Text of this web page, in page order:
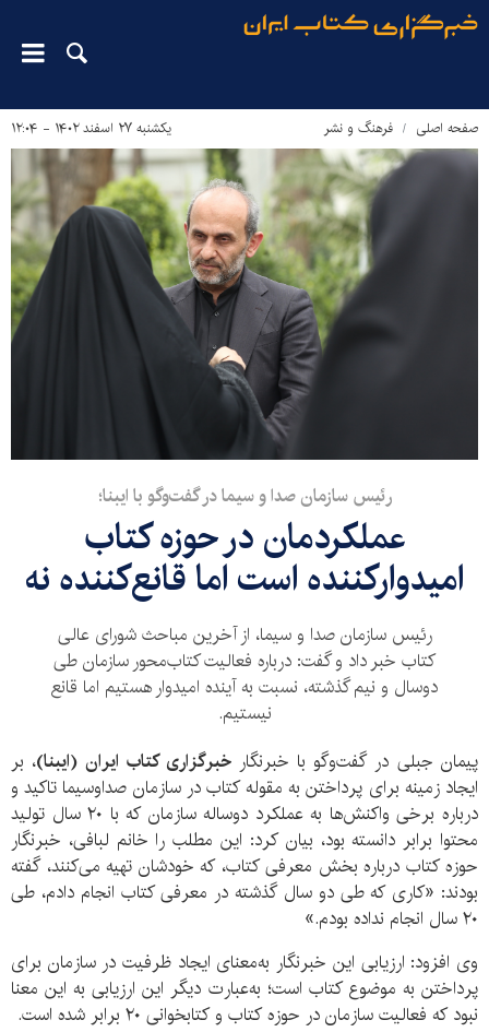
صفحه اصلی فرهنگ و نشر یکشنبه ۲۷ اسفند ۱۴۰۲ - ۱۲:۰۴
رئیس سازمان صدا و سیما در گفت‌وگو با ایبنا؛
عملکردمان در حوزه کتاب
امیدوارکننده است اما قانع‌کننده نه
رئیس سازمان صدا و سیما، از آخرین مباحث شورای عالی
کتاب خبر داد و گفت: درباره فعالیت کتاب‌محور سازمان طی
دوسال و نیم گذشته، نسبت به آینده امیدوار هستیم اما قانع
نیستیم.
پیمان جبلی در گفت‌وگو با خبرنگار خبرگزاری کتاب ایران (ایبنا)، بر
ایجاد زمینه برای پرداختن به مقوله کتاب در سازمان صداوسیما تاکید و
درباره برخی واکنش‌ها به عملکرد دوساله سازمان که با ۲۰ سال تولید
محتوا برابر دانسته بود، بیان کرد: این مطلب را خانم لبافی، خبرنگار
حوزه کتاب درباره بخش معرفی کتاب، که خودشان تهیه می‌کنند، گفته
بودند: «کاری که طی دو سال گذشته در معرفی کتاب انجام دادم، طی
۲۰ سال انجام نداده بودم.»
وی افزود: ارزیابی این خبرنگار به‌معنای ایجاد ظرفیت در سازمان برای
پرداختن به موضوع کتاب است؛ به‌عبارت دیگر این ارزیابی به این معنا
نبود که فعالیت سازمان در حوزه کتاب و کتابخوانی ۲۰ برابر شده است.